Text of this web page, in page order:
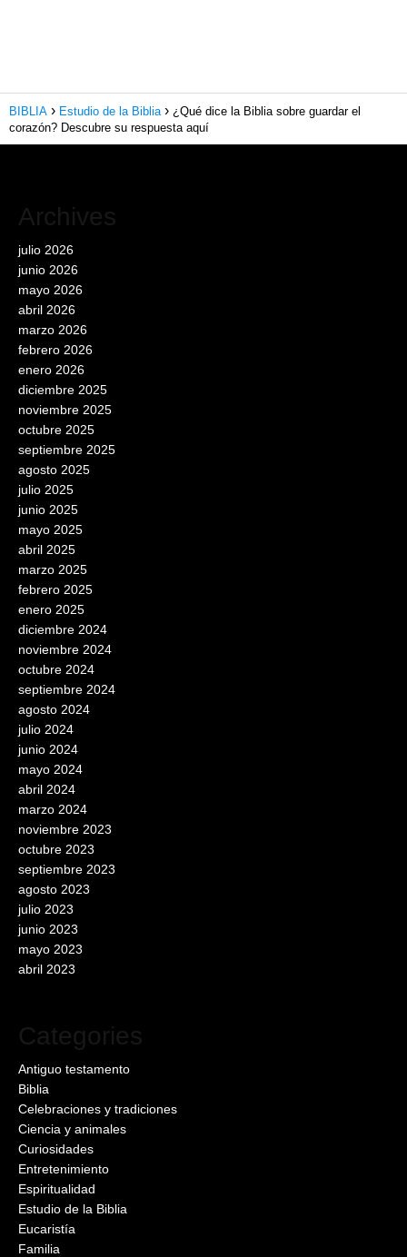
BIBLIA Estudio de la Biblia
¿Qué dice la Biblia sobre guardar el
corazón? Descubre su respuesta aquí
Archives
julio 2026
junio 2026
mayo 2026
abril 2026
marzo 2026
febrero 2026
enero 2026
diciembre 2025
noviembre 2025
octubre 2025
septiembre 2025
agosto 2025
julio 2025
junio 2025
mayo 2025
abril 2025
marzo 2025
febrero 2025
enero 2025
diciembre 2024
noviembre 2024
octubre 2024
septiembre 2024
agosto 2024
julio 2024
junio 2024
mayo 2024
abril 2024
marzo 2024
noviembre 2023
octubre 2023
septiembre 2023
agosto 2023
julio 2023
junio 2023
mayo 2023
abril 2023
Categories
Antiguo testamento
Biblia
Celebraciones y tradiciones
Ciencia y animales
Curiosidades
Entretenimiento
Espiritualidad
Estudio de la Biblia
Eucaristía
Familia